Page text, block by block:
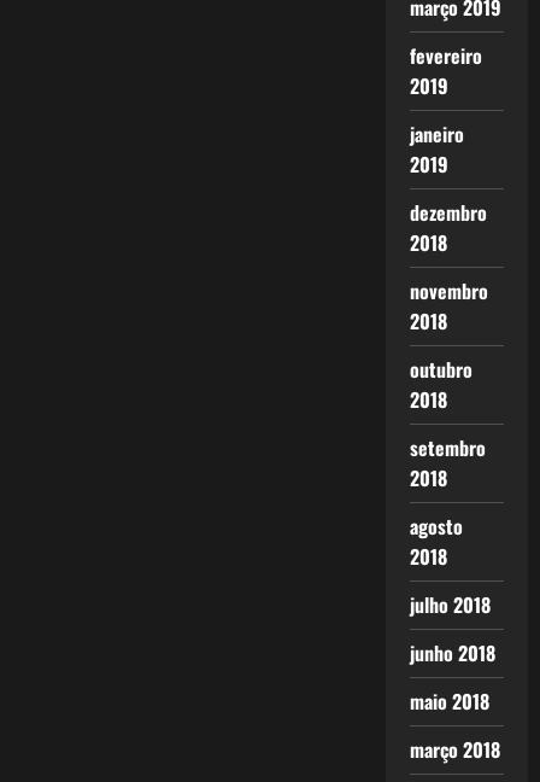
março 2019
fevereiro
2019
janeiro
2019
dezembro
2018
novembro
2018
outubro
2018
setembro
2018
agosto
2018
julho 2018
junho 2018
maio 2018
março 2018